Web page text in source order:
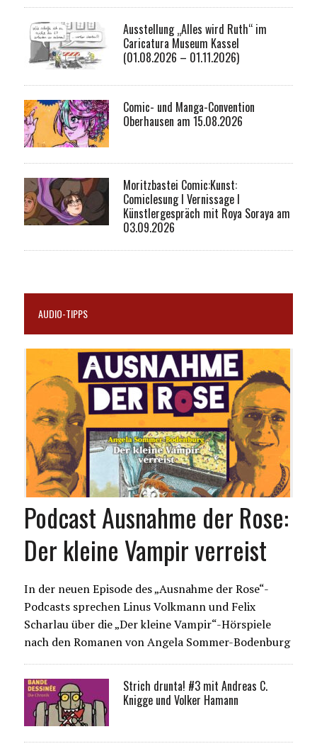
Ausstellung „Alles wird Ruth“ im
Caricatura Museum Kassel
(01.08.2026 – 01.11.2026)
Comic- und Manga-Convention
Oberhausen am 15.08.2026
Moritzbastei Comic:Kunst:
Comiclesung I Vernissage I
Künstlergespräch mit Roya Soraya am
03.09.2026
AUDIO-TIPPS
Podcast Ausnahme der Rose:
Der kleine Vampir verreist
In der neuen Episode des „Ausnahme der Rose“-
Podcasts sprechen Linus Volkmann und Felix
Scharlau über die „Der kleine Vampir“-Hörspiele
nach den Romanen von Angela Sommer-Bodenburg
Strich drunta! #3 mit Andreas C.
Knigge und Volker Hamann